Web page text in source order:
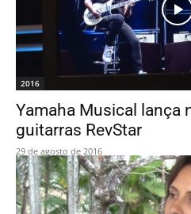
2016
Yamaha Musical lança
guitarras RevStar
29 de agosto de 2016